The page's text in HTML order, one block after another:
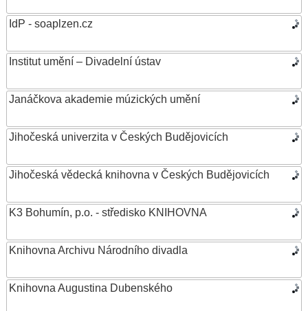
IdP - soaplzen.cz
Institut umění – Divadelní ústav
Janáčkova akademie múzických umění
Jihočeská univerzita v Českých Budějovicích
Jihočeská vědecká knihovna v Českých Budějovicích
K3 Bohumín, p.o. - středisko KNIHOVNA
Knihovna Archivu Národního divadla
Knihovna Augustina Dubenského